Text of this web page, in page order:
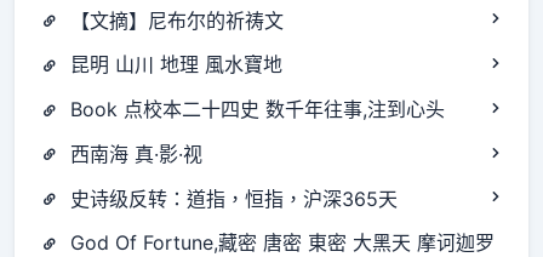
【文摘】尼布尔的祈祷文
昆明 山川 地理 風水寶地
Book 点校本二十四史 数千年往事,注到心头
西南海 真·影·视
史诗级反转：道指，恒指，沪深365天
God Of Fortune,藏密 唐密 東密 大黑天 摩诃迦罗